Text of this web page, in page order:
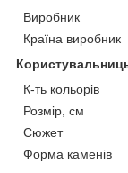
Виробник
Країна виробник
К-ть кольорiв
Розмір, см
Сюжет
Форма каменів